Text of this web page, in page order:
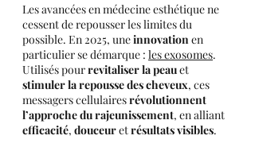
Les avancées en médecine esthétique ne
cessent de repousser les limites du
possible. En 2025, une innovation en
particulier se démarque : les exosomes.
Utilisés pour revitaliser la peau et
stimuler la repousse des cheveux, ces
messagers cellulaires révolutionnent
l’approche du rajeunissement, en alliant
efficacité, douceur et résultats visibles.